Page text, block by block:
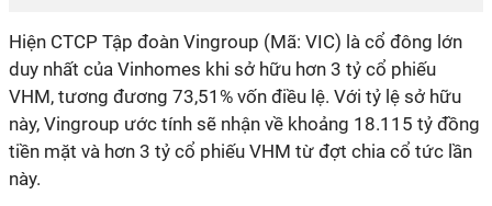
Hiện CTCP Tập đoàn Vingroup (Mã: VIC) là cổ đông lớn
duy nhất của Vinhomes khi sở hữu hơn 3 tỷ cổ phiếu
VHM, tương đương 73,51% vốn điều lệ. Với tỷ lệ sở hữu
này, Vingroup ước tính sẽ nhận về khoảng 18.115 tỷ đồng
tiền mặt và hơn 3 tỷ cổ phiếu VHM từ đợt chia cổ tức lần
này.